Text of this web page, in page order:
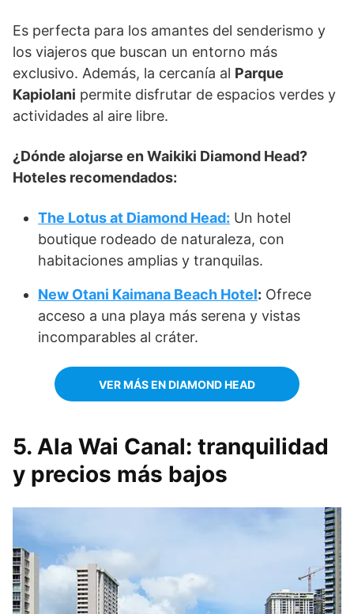
Es perfecta para los amantes del senderismo y
los viajeros que buscan un entorno más
exclusivo. Además, la cercanía al Parque
Kapiolani permite disfrutar de espacios verdes y
actividades al aire libre.
¿Dónde alojarse en Waikiki Diamond Head?
Hoteles recomendados:
The Lotus at Diamond Head: Un hotel
boutique rodeado de naturaleza, con
habitaciones amplias y tranquilas.
New Otani Kaimana Beach Hotel: Ofrece
acceso a una playa más serena y vistas
incomparables al cráter.
VER MÁS EN DIAMOND HEAD
5. Ala Wai Canal: tranquilidad
y precios más bajos